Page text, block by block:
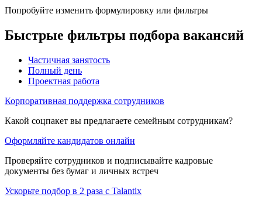
Попробуйте изменить формулировку или фильтры
Быстрые фильтры подбора вакансий
Частичная занятость
Полный день
Проектная работа
Корпоративная поддержка сотрудников
Какой соцпакет вы предлагаете семейным сотрудникам?
Оформляйте кандидатов онлайн
Проверяйте сотрудников и подписывайте кадровые
документы без бумаг и личных встреч
Ускорьте подбор в 2 раза с Talantix